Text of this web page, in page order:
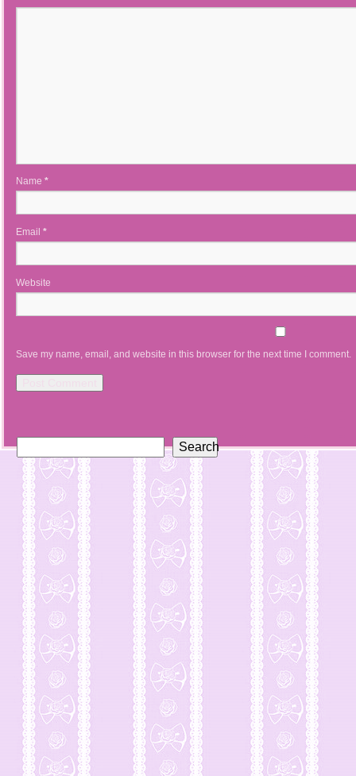
Name *
Email *
Website
Save my name, email, and website in this browser for the next time I comment.
Search